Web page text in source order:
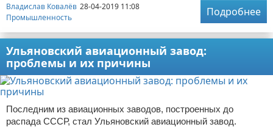
Владислав Ковалёв 28-04-2019 11:08
Промышленность
Подробнее
Ульяновский авиационный завод:
проблемы и их причины
Последним из авиационных заводов, построенных до
распада СССР, стал Ульяновский авиационный завод.